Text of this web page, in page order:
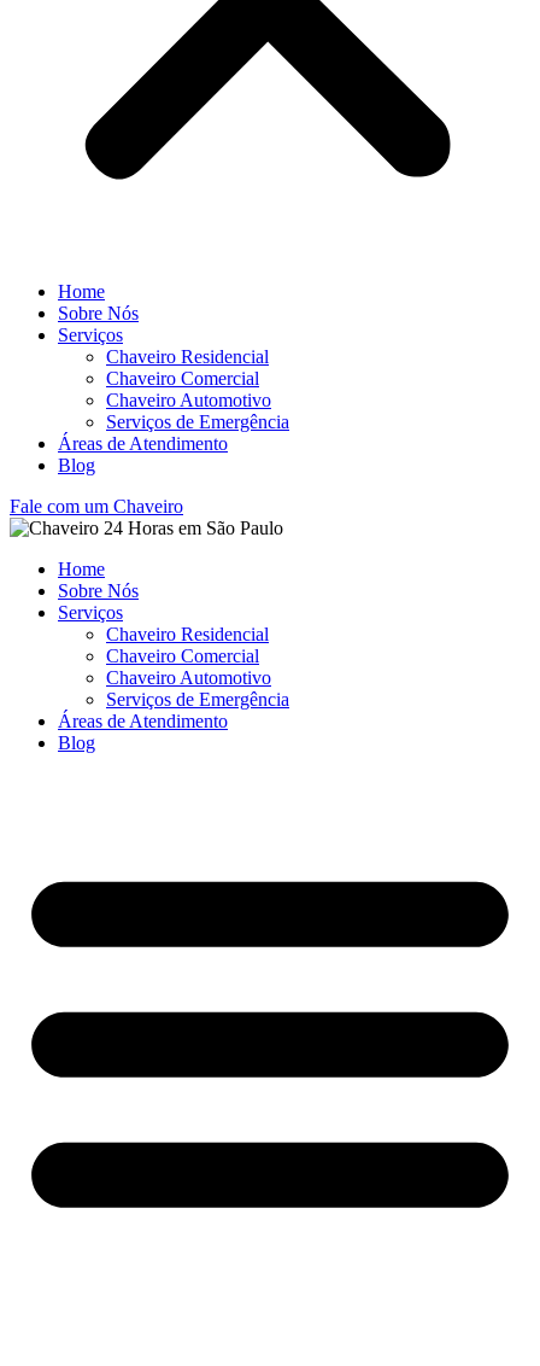
Home
Sobre Nós
Serviços
Chaveiro Residencial
Chaveiro Comercial
Chaveiro Automotivo
Serviços de Emergência
Áreas de Atendimento
Blog
Fale com um Chaveiro
Home
Sobre Nós
Serviços
Chaveiro Residencial
Chaveiro Comercial
Chaveiro Automotivo
Serviços de Emergência
Áreas de Atendimento
Blog